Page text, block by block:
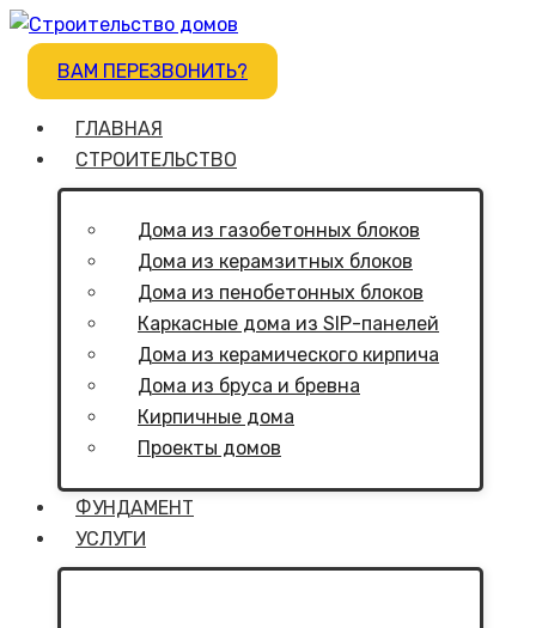
ВАМ ПЕРЕЗВОНИТЬ?
ГЛАВНАЯ
СТРОИТЕЛЬСТВО
Дома из газобетонных блоков
Дома из керамзитных блоков
Дома из пенобетонных блоков
Каркасные дома из SIP-панелей
Дома из керамического кирпича
Дома из бруса и бревна
Кирпичные дома
Проекты домов
ФУНДАМЕНТ
УСЛУГИ